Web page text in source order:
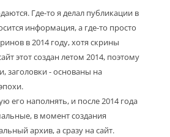
Где-то я делал публикации в
информация, а где-то просто
в 2014 году, хотя скрины
этот создан летом 2014, поэтому
заголовки - основаны на
его наполнять, и после 2014 года
в момент создания
архив, а сразу на сайт.